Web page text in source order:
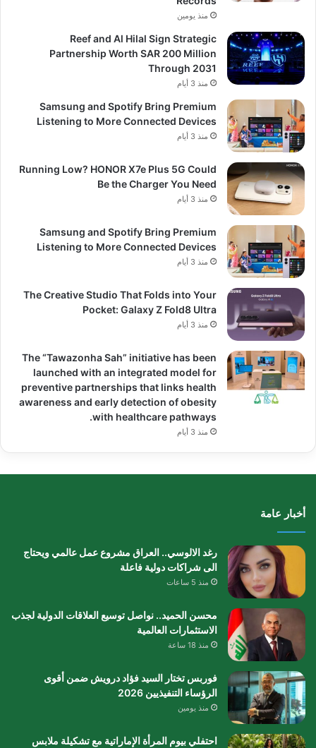
منذ يومين
Reef and Al Hilal Sign Strategic
Partnership Worth SAR 200 Million
Through 2031
منذ 3 أيام
Samsung and Spotify Bring Premium
Listening to More Connected Devices
منذ 3 أيام
Running Low? HONOR X7e Plus 5G Could
Be the Charger You Need
منذ 3 أيام
Samsung and Spotify Bring Premium
Listening to More Connected Devices
منذ 3 أيام
The Creative Studio That Folds into Your
Pocket: Galaxy Z Fold8 Ultra
منذ 3 أيام
The “Tawazonha Sah” initiative has been
launched with an integrated model for
preventive partnerships that links health
awareness and early detection of obesity
with healthcare pathways.
منذ 3 أيام
أخبار عامة
رغد الالوسي.. العراق مشروع عمل عالمي ويحتاج
الى شراكات دولية فاعلة
منذ 5 ساعات
محسن الحميد.. نواصل توسيع العلاقات الدولية لجذب
الاستثمارات العالمية
منذ 18 ساعة
فوربس تختار السيد فؤاد درويش ضمن أقوى
الرؤساء التنفيذيين 2026
منذ يومين
احتفلي بيوم المرأة الإماراتية مع تشكيلة ملابس